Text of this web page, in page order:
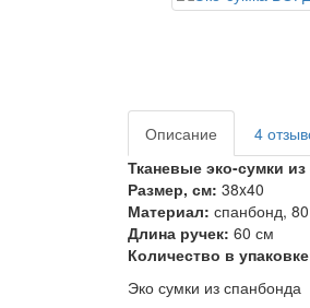
Описание
4
Тканевые эко-сумки
Размер, см: 38x40
Материал: спанбонд,
Длина ручек: 60 см
Количество в
Эко сумки из спанбонда